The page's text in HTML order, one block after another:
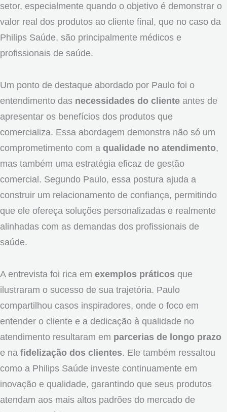
setor, especialmente quando o objetivo é demonstrar o
valor real dos produtos ao cliente final, que no caso da
Philips Saúde, são principalmente médicos e
profissionais de saúde.
Um ponto de destaque abordado por Paulo foi o
entendimento das necessidades do cliente antes de
apresentar os benefícios dos produtos que
comercializa. Essa abordagem demonstra não só um
comprometimento com a qualidade no atendimento,
mas também uma estratégia eficaz de gestão
comercial. Segundo Paulo, essa postura ajuda a
construir um relacionamento de confiança, permitindo
que ele ofereça soluções personalizadas e realmente
alinhadas com as demandas dos profissionais de
saúde.
A entrevista foi rica em exemplos práticos que
ilustraram o sucesso de sua trajetória. Paulo
compartilhou casos inspiradores, onde o foco em
entender o cliente e a dedicação à qualidade no
atendimento resultaram em parcerias de longo prazo
e na fidelização dos clientes. Ele também ressaltou
como a Philips Saúde investe continuamente em
inovação e qualidade, garantindo que seus produtos
atendam aos mais altos padrões do mercado de